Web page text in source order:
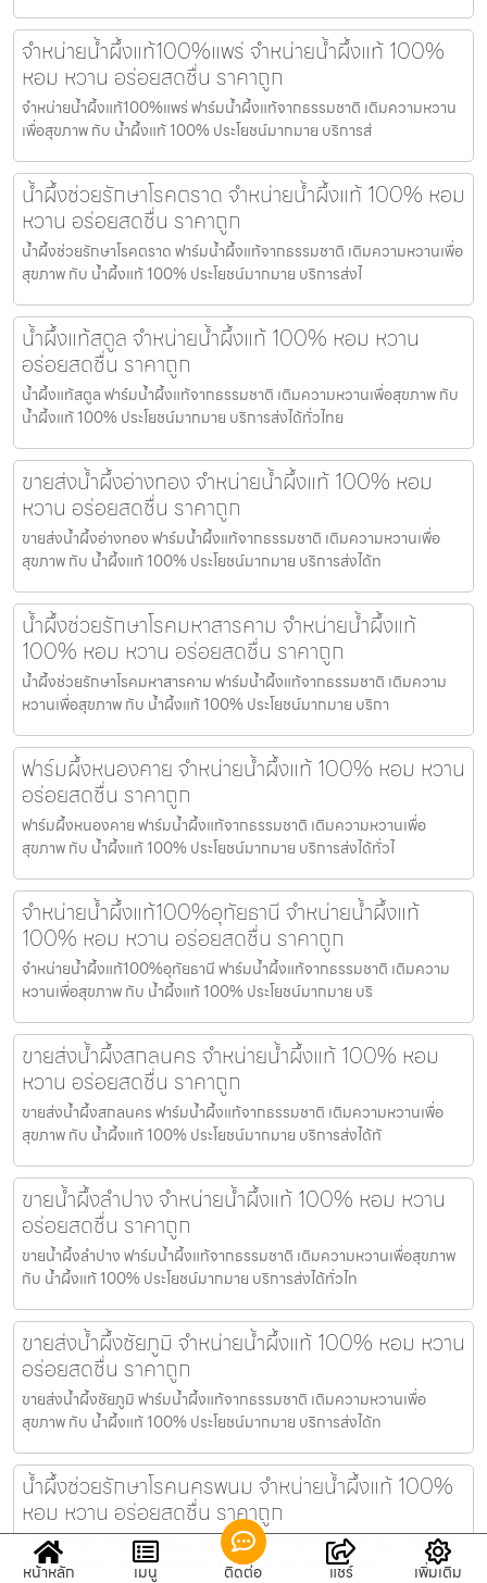
จำหน่ายน้ำผึ้งแท้100%แพร่ จำหน่ายน้ำผึ้งแท้ 100%
หอม หวาน อร่อยสดชื่น ราคาถูก
จำหน่ายน้ำผึ้งแท้100%แพร่ ฟาร์มน้ำผึ้งแท้จากธรรมชาติ เติมความหวาน
เพื่อสุขภาพ กับ น้ำผึ้งแท้ 100% ประโยชน์มากมาย บริการส่
น้ำผึ้งช่วยรักษาโรคตราด จำหน่ายน้ำผึ้งแท้ 100% หอม
หวาน อร่อยสดชื่น ราคาถูก
น้ำผึ้งช่วยรักษาโรคตราด ฟาร์มน้ำผึ้งแท้จากธรรมชาติ เติมความหวานเพื่อ
สุขภาพ กับ น้ำผึ้งแท้ 100% ประโยชน์มากมาย บริการส่งไ
น้ำผึ้งแท้สตูล จำหน่ายน้ำผึ้งแท้ 100% หอม หวาน
อร่อยสดชื่น ราคาถูก
น้ำผึ้งแท้สตูล ฟาร์มน้ำผึ้งแท้จากธรรมชาติ เติมความหวานเพื่อสุขภาพ กับ
น้ำผึ้งแท้ 100% ประโยชน์มากมาย บริการส่งได้ทั่วไทย
ขายส่งน้ำผึ้งอ่างทอง จำหน่ายน้ำผึ้งแท้ 100% หอม
หวาน อร่อยสดชื่น ราคาถูก
ขายส่งน้ำผึ้งอ่างทอง ฟาร์มน้ำผึ้งแท้จากธรรมชาติ เติมความหวานเพื่อ
สุขภาพ กับ น้ำผึ้งแท้ 100% ประโยชน์มากมาย บริการส่งได้ท
น้ำผึ้งช่วยรักษาโรคมหาสารคาม จำหน่ายน้ำผึ้งแท้
100% หอม หวาน อร่อยสดชื่น ราคาถูก
น้ำผึ้งช่วยรักษาโรคมหาสารคาม ฟาร์มน้ำผึ้งแท้จากธรรมชาติ เติมความ
หวานเพื่อสุขภาพ กับ น้ำผึ้งแท้ 100% ประโยชน์มากมาย บริกา
ฟาร์มผึ้งหนองคาย จำหน่ายน้ำผึ้งแท้ 100% หอม หวาน
อร่อยสดชื่น ราคาถูก
ฟาร์มผึ้งหนองคาย ฟาร์มน้ำผึ้งแท้จากธรรมชาติ เติมความหวานเพื่อ
สุขภาพ กับ น้ำผึ้งแท้ 100% ประโยชน์มากมาย บริการส่งได้ทั่วไ
จำหน่ายน้ำผึ้งแท้100%อุทัยธานี จำหน่ายน้ำผึ้งแท้
100% หอม หวาน อร่อยสดชื่น ราคาถูก
จำหน่ายน้ำผึ้งแท้100%อุทัยธานี ฟาร์มน้ำผึ้งแท้จากธรรมชาติ เติมความ
หวานเพื่อสุขภาพ กับ น้ำผึ้งแท้ 100% ประโยชน์มากมาย บริ
ขายส่งน้ำผึ้งสกลนคร จำหน่ายน้ำผึ้งแท้ 100% หอม
หวาน อร่อยสดชื่น ราคาถูก
ขายส่งน้ำผึ้งสกลนคร ฟาร์มน้ำผึ้งแท้จากธรรมชาติ เติมความหวานเพื่อ
สุขภาพ กับ น้ำผึ้งแท้ 100% ประโยชน์มากมาย บริการส่งได้ทั
ขายน้ำผึ้งลำปาง จำหน่ายน้ำผึ้งแท้ 100% หอม หวาน
อร่อยสดชื่น ราคาถูก
ขายน้ำผึ้งลำปาง ฟาร์มน้ำผึ้งแท้จากธรรมชาติ เติมความหวานเพื่อสุขภาพ
กับ น้ำผึ้งแท้ 100% ประโยชน์มากมาย บริการส่งได้ทั่วไท
ขายส่งน้ำผึ้งชัยภูมิ จำหน่ายน้ำผึ้งแท้ 100% หอม หวาน
อร่อยสดชื่น ราคาถูก
ขายส่งน้ำผึ้งชัยภูมิ ฟาร์มน้ำผึ้งแท้จากธรรมชาติ เติมความหวานเพื่อ
สุขภาพ กับ น้ำผึ้งแท้ 100% ประโยชน์มากมาย บริการส่งได้ท
น้ำผึ้งช่วยรักษาโรคนครพนม จำหน่ายน้ำผึ้งแท้ 100%
หอม หวาน อร่อยสดชื่น ราคาถูก
น้ำผึ้งช่วยรักษาโรคนครพนม ฟาร์มน้ำผึ้งแท้จากธรรมชาติ เติมความหวาน
เพื่อสุขภาพ กับ น้ำผึ้งแท้ 100% ประโยชน์มากมาย บริการส่
หน้าหลัก เมนู ติดต่อ แชร์ เพิ่มเติม